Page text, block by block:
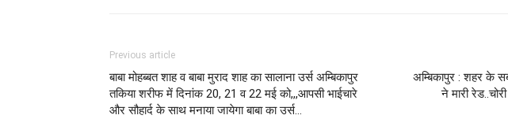
Previous article
बाबा मोहब्बत शाह व बाबा मुराद शाह का सालाना उर्स अम्बिकापुर
तकिया शरीफ में दिनांक 20, 21 व 22 मई को,,,आपसी भाईचारे
और सौहार्द के साथ मनाया जायेगा बाबा का उर्स…
अम्बिकापुर : शहर के
ने मारी